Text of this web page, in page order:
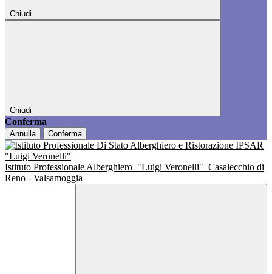
Chiudi
Chiudi
Conferma
Annulla Conferma
Istituto Professionale Alberghiero "Luigi Veronelli" Casalecchio di
Reno - Valsamoggia